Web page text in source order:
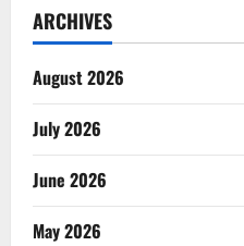
ARCHIVES
August 2026
July 2026
June 2026
May 2026